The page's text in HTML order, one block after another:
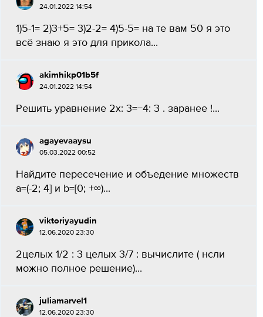
24.01.2022 14:54
1)5-1= 2)3+5= 3)2-2= 4)5-5= на те вам 50 я это
всё знаю я это для прикола...
akimhikp01b5f
24.01.2022 14:54
Решить уравнение 2x: 3=−4: 3 . заранее !...
agayevaaysu
05.03.2022 00:52
Найдите пересечение и объедение множеств
a=(-2; 4] и b=[0; +∞)...
viktoriyayudin
12.06.2020 23:30
2целых 1/2 : 3 целых 3/7 : вычислите ( нсли
можно полное решение)...
juliamarvel1
12.06.2020 23:30